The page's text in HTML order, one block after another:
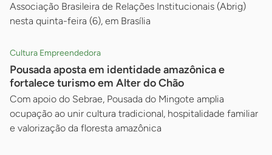
Associação Brasileira de Relações Institucionais (Abrig)
nesta quinta-feira (6), em Brasília
Cultura Empreendedora
Pousada aposta em identidade amazônica e
fortalece turismo em Alter do Chão
Com apoio do Sebrae, Pousada do Mingote amplia
ocupação ao unir cultura tradicional, hospitalidade familiar
e valorização da floresta amazônica